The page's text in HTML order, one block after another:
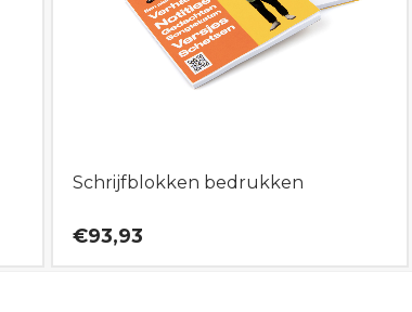
Schrijfblokken bedrukken
€93,93